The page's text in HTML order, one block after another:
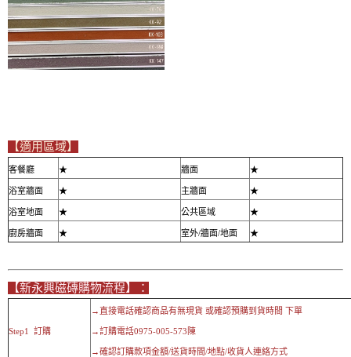
【適用區域】
客餐廳 ★ 牆面 ★
浴室牆面 ★ 主牆面 ★
浴室地面 ★ 公共區域 ★
廚房牆面 ★ 室外/牆面/地面 ★
【新永興磁磚購物流程】：
Step1 訂購
→直接電話確認商品有無現貨 或確認預購到貨時間 下單
→訂購電話0975-005-573陳
→確認訂購款項金額/送貨時間/地點/收貨人連絡方式